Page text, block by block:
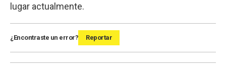
lugar actualmente.
¿Encontraste un error? Reportar